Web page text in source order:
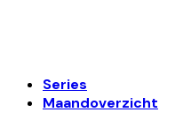
Series
Maandoverzicht